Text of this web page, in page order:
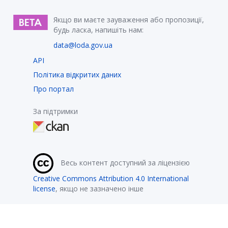
Якщо ви маєте зауваження або пропозиції,
будь ласка, напишіть нам:
data@loda.gov.ua
API
Політика відкритих даних
Про портал
За підтримки
Весь контент доступний за ліцензією
Creative Commons Attribution 4.0 International
license, якщо не зазначено інше